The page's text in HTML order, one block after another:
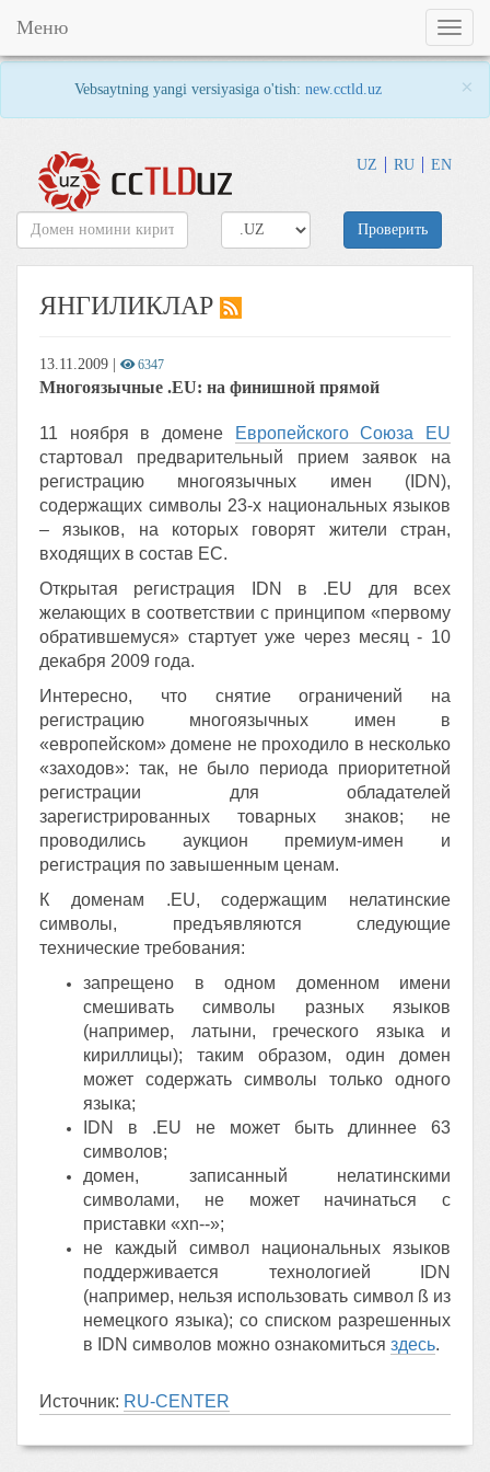
Vebsaytning yangi versiyasiga o'tish: new.cctld.uz ×
UZ RU EN
Toggle
Меню
Проверить
ЯНГИЛИКЛАР
13.11.2009 6347
Многоязычные .EU: на финишной прямой
11 ноября в домене
Европейского Союза EU
стартовал предварительный прием заявок на
регистрацию многоязычных имен (IDN),
содержащих символы 23-х национальных языков
– языков, на которых говорят жители стран,
входящих в состав ЕС.
Открытая регистрация IDN в .EU для всех
желающих в соответствии с принципом «первому
обратившемуся» стартует уже через месяц - 10
декабря 2009 года.
Интересно, что снятие ограничений на
регистрацию многоязычных имен в
«европейском» домене не проходило в несколько
«заходов»: так, не было периода приоритетной
регистрации для обладателей
зарегистрированных товарных знаков; не
проводились аукцион премиум-имен и
регистрация по завышенным ценам.
К доменам .EU, содержащим нелатинские
символы, предъявляются следующие
технические требования:
запрещено в одном доменном имени
смешивать символы разных языков
(например, латыни, греческого языка и
кириллицы); таким образом, один домен
может содержать символы только одного
языка;
IDN в .EU не может быть длиннее 63
символов;
домен, записанный нелатинскими
символами, не может начинаться с
приставки «xn--»;
не каждый символ национальных языков
поддерживается технологией IDN
(например, нельзя использовать символ ß из
немецкого языка); со списком разрешенных
в IDN символов можно ознакомиться здесь.
Источник: RU-CENTER